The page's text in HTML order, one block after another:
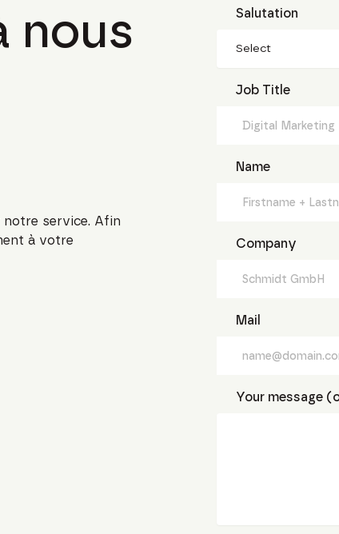
nous
service. Afin
à votre
Salutation
Select
Job Title
Name
Company
Mail
Your message